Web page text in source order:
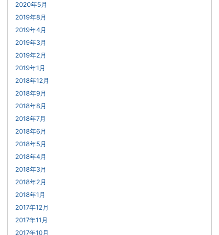
2020年5月
2019年8月
2019年4月
2019年3月
2019年2月
2019年1月
2018年12月
2018年9月
2018年8月
2018年7月
2018年6月
2018年5月
2018年4月
2018年3月
2018年2月
2018年1月
2017年12月
2017年11月
2017年10月